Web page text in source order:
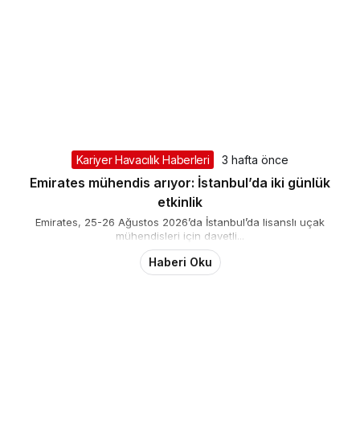
Kariyer Havacılık Haberleri 3 hafta önce
Emirates mühendis arıyor: İstanbul’da iki günlük
etkinlik
Emirates, 25-26 Ağustos 2026’da İstanbul’da lisanslı uçak
mühendisleri için davetli...
Haberi Oku